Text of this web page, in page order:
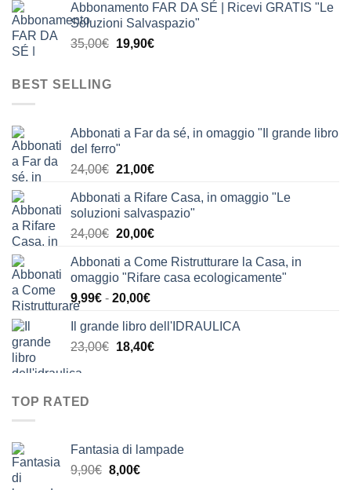
originale
era:
63,90€.
attuale
è:
39,90€.
Abbonamento FAR DA SÉ | Ricevi GRATIS "Le
Soluzioni Salvaspazio"
35,00€ Il
19,90€Il
BEST SELLING
Abbonati a Far da sé, in omaggio "Il grande libro
del ferro"
24,00€ Il
originale
era:
24,00€.
21,00€Il
attuale
è:
21,00€.
Abbonati a Rifare Casa, in omaggio "Le
soluzioni salvaspazio"
24,00€ Il
originale
era:
24,00€.
20,00€Il
attuale
è:
Abbonati a Come Ristrutturare la Casa, in
omaggio "Rifare casa ecologicamente"
9,99€ - 20,00€Fascia
prezzo:
da
Il grande libro dell'IDRAULICA
23,00€ Il
18,40€Il
TOP RATED
Fantasia di lampade
9,90€ Il
8,00€Il